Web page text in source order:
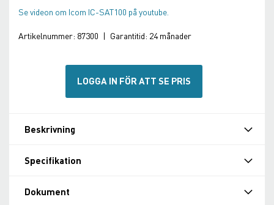
Se videon om Icom IC-SAT100 på youtube.
Artikelnummer: 87300 | Garantitid: 24 månader
LOGGA IN FÖR ATT SE PRIS
Beskrivning
Specifikation
Dokument